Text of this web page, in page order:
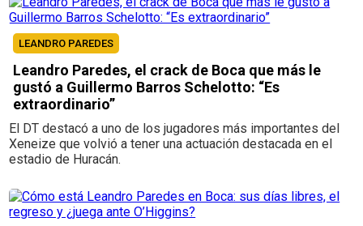
LEANDRO PAREDES
Leandro Paredes, el crack de Boca que más le
gustó a Guillermo Barros Schelotto: “Es
extraordinario”
El DT destacó a uno de los jugadores más importantes del
Xeneize que volvió a tener una actuación destacada en el
estadio de Huracán.